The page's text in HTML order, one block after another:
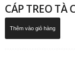
CÁP TREO TÀ
Thêm vào giỏ hàng